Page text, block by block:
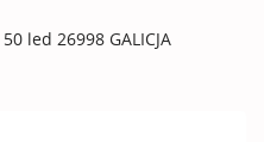
led 26998 GALICJA